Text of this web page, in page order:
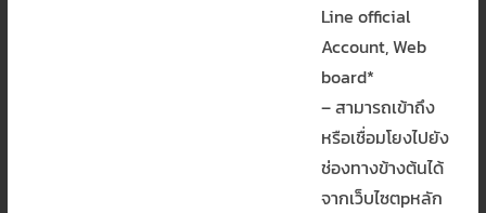
Line official
Account, Web
board*
– สามารถเข้าถึง
หรือเชื่อมโยงไปยัง
ช่องทางข้างต้นได้
จากเว็บไซตpหลัก